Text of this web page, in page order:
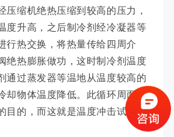
压缩机绝热压缩到较高的压力，
度升高，之后制冷剂经冷凝器等
行热交换，将热量传给四周介
绝热膨胀做功，这时制冷剂温度
通过蒸发器等温地从温度较高的
却物体温度降低。此循环周而复
目的，而这就是温度冲击试验箱